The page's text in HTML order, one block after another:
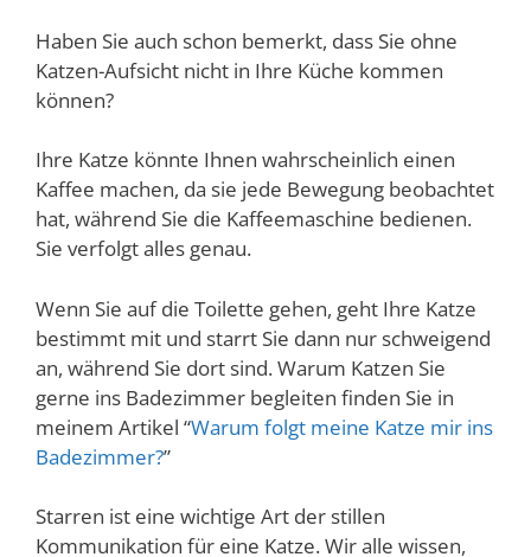
Haben Sie auch schon bemerkt, dass Sie ohne
Katzen-Aufsicht nicht in Ihre Küche kommen
können?
Ihre Katze könnte Ihnen wahrscheinlich einen
Kaffee machen, da sie jede Bewegung beobachtet
hat, während Sie die Kaffeemaschine bedienen.
Sie verfolgt alles genau.
Wenn Sie auf die Toilette gehen, geht Ihre Katze
bestimmt mit und starrt Sie dann nur schweigend
an, während Sie dort sind. Warum Katzen Sie
gerne ins Badezimmer begleiten finden Sie in
meinem Artikel “Warum folgt meine Katze mir ins
Badezimmer?”
Starren ist eine wichtige Art der stillen
Kommunikation für eine Katze. Wir alle wissen,